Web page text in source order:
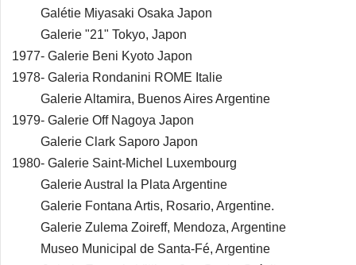
Galétie Miyasaki Osaka Japon
Galerie "21" Tokyo, Japon
1977- Galerie Beni Kyoto Japon
1978- Galeria Rondanini ROME Italie
Galerie Altamira, Buenos Aires Argentine
1979- Galerie Off Nagoya Japon
Galerie Clark Saporo Japon
1980- Galerie Saint-Michel Luxembourg
Galerie Austral la Plata Argentine
Galerie Fontana Artis, Rosario, Argentine.
Galerie Zulema Zoireff, Mendoza, Argentine
Museo Municipal de Santa-Fé, Argentine